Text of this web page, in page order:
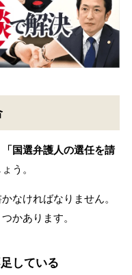
「国選弁護人の選任を請
う。
なければなりません。
かあります。
している